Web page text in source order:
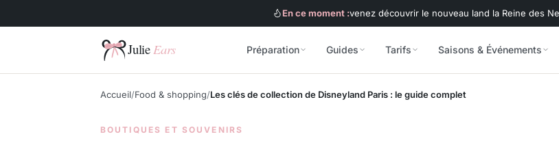
En ce moment :venez découvrir le nouveau land la Reine des
Julie Ears
Préparation Guides Tarifs Saisons & Événements
Accueil Food & shopping Les clés de collection de Disneyland Paris : le guide complet
BOUTIQUES ET SOUVENIRS